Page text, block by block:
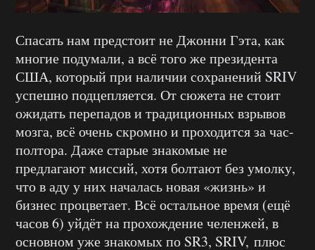
Спасать нам предстоит не Джонни Гэта, как
многие подумали, а всё того же президента
США, который при наличии сохранений SRIV
успешно подцепляется. От сюжета не стоит
ожидать перепадов и традиционных взрывов
мозга, всё очень скромно и проходится за час-
полтора. Даже старые знакомые не
предлагают миссий, хотя болтают без умолку,
что в аду у них началась новая «жизнь» и
бизнес процветает. Всё остальное время (ещё
часов 6) уйдёт на прохождение челенжей, в
основном уже знакомых по SR3, SRIV, плюс